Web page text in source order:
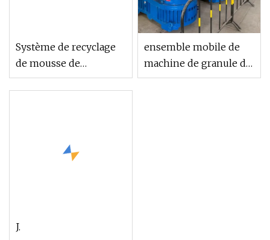
Système de recyclage
de mousse de
polystyrène Epsole,
ensemble mobile de
machine de granule de
bois mou de déchets
J.